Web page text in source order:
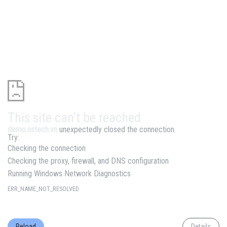
unexpectedly closed the connection.
Try:
Checking the connection
Checking the proxy, firewall, and DNS configuration
Running Windows Network Diagnostics
ERR_NAME_NOT_RESOLVED